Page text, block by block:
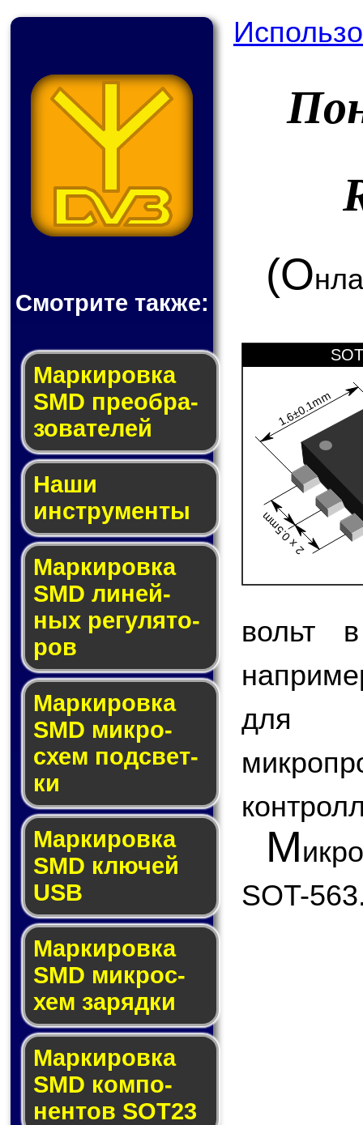
Смотрите также:
Мар­ки­ров­ка
SMD пре­об­ра­
зо­ва­те­лей
Наши
инструменты
Маркировка
SMD ли­ней­
ных ре­гу­ля­то­
ров
Маркировка
SMD мик­ро­
схем под­свет­
ки
Маркировка
SMD клю­чей
USB
Маркировка
SMD мик­рос­
хем за­ряд­ки
Маркировка
SMD ком­по­
нен­тов SOT23
(О
1.6±0.1mm
2 x 0.5mm
вольт
для
М
SOT-